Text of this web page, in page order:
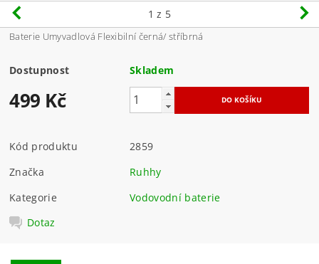
1 z 5
Baterie Umyvadlová Flexibilní černá/ stříbrná
Dostupnost Skladem
499 Kč
Kód produktu
2859
Značka
Ruhhy
Kategorie
Vodovodní baterie
Dotaz